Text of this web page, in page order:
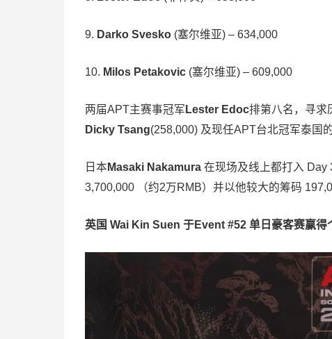
9. Darko Svesko (塞尔维亚) – 634,000
10. Milos Petakovic (塞尔维亚) – 609,000
两届APT主赛事冠军 Lester Edoc排第八名，寻求
Dicky Tsang(258,000) 及现任APT台北冠军泰国
日本 Masaki Nakamura 在现场及线上都打入 Day
3,700,000 （约2万RMB）并以他较大的筹码
英国 Wai Kin Suen 于Event #52 单日豪客赛赢得